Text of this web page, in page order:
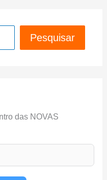
Pesquisar
das NOVAS